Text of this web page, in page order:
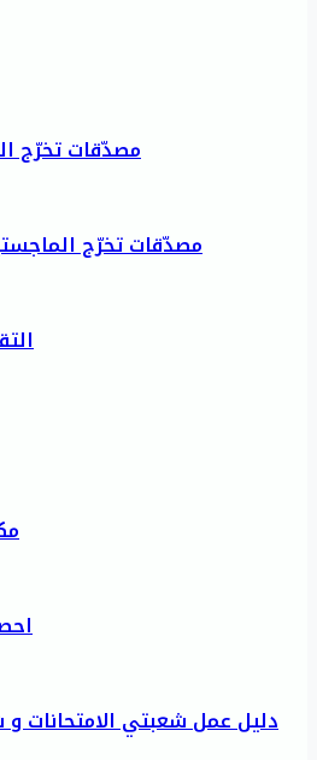
مصدّقات تخرّج
مصدّقات تخرّج
دليل عمل شعبتي الامتحانات